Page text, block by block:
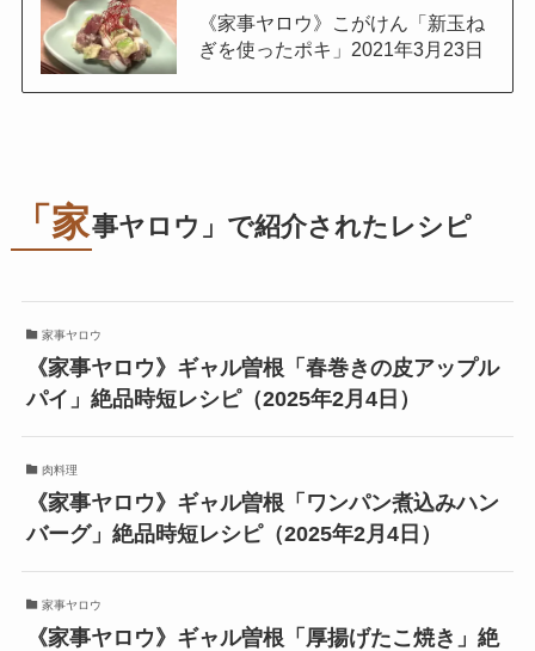
《家事ヤロウ》こがけん「新玉ね
ぎを使ったポキ」2021年3月23日
「家事ヤロウ」で紹介されたレシピ
家事ヤロウ
《家事ヤロウ》ギャル曽根「春巻きの皮アップル
パイ」絶品時短レシピ（2025年2月4日）
肉料理
《家事ヤロウ》ギャル曽根「ワンパン煮込みハン
バーグ」絶品時短レシピ（2025年2月4日）
家事ヤロウ
《家事ヤロウ》ギャル曽根「厚揚げたこ焼き」絶